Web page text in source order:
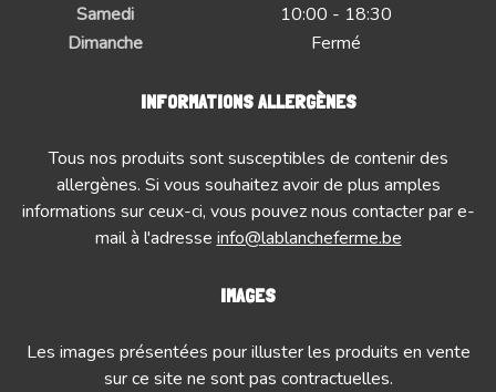
Samedi
10:00 - 18:30
Dimanche
Fermé
INFORMATIONS ALLERGÈNES
Tous nos produits sont susceptibles de contenir des
allergènes. Si vous souhaitez avoir de plus amples
informations sur ceux-ci, vous pouvez nous contacter par e-
mail à l'adresse info@lablancheferme.be
IMAGES
Les images présentées pour illuster les produits en vente
sur ce site ne sont pas contractuelles.